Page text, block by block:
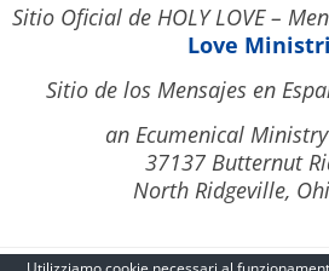
Sitio Oficial de HOLY LOVE –
Love
Sitio de los Mensajes en
an Ecumenical
37137 Butternut
North Ridgeville,